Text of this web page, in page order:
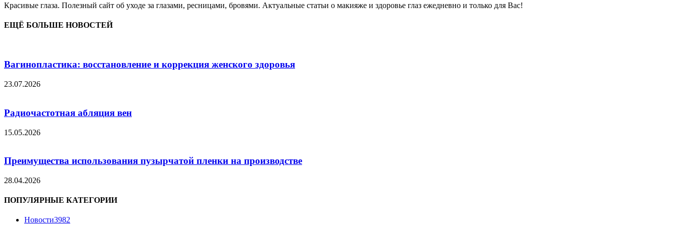
Красивые глаза. Полезный сайт об уходе за глазами, ресницами, бровями. Актуальные статьи о макияже и здоровье глаз ежедневно и только для Вас!
ЕЩЁ БОЛЬШЕ НОВОСТЕЙ
Вагинопластика: восстановление и коррекция женского здоровья
23.07.2026
Радиочастотная абляция вен
15.05.2026
Преимущества использования пузырчатой пленки на производстве
28.04.2026
ПОПУЛЯРНЫЕ КАТЕГОРИИ
Новости3982